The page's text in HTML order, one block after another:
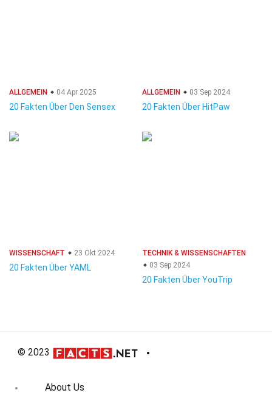
ALLGEMEIN 04 Apr 2025
20 Fakten Über Den Sensex
ALLGEMEIN 03 Sep 2024
20 Fakten Über HitPaw
WISSENSCHAFT 23 Okt 2024
20 Fakten Über YAML
TECHNIK & WISSENSCHAFTEN
03 Sep 2024
20 Fakten Über YouTrip
© 2023
About Us